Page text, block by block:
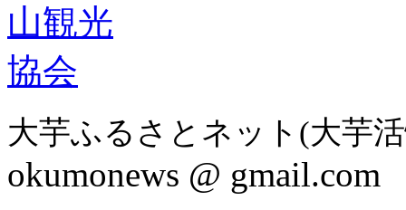
大芋ふるさとネット(大芋
okumonews @ gmail.com